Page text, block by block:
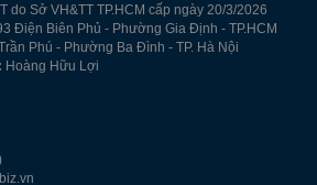
do Sở VH&TT TP.HCM cấp ngày 20/3/2026
Điện Biên Phủ - Phường Gia Định - TP.HCM
Phú - Phường Ba Đình - TP. Hà Nội
Hoàng Hữu Lợi